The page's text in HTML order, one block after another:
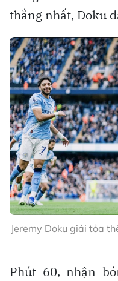
thẳng nhất, Doku
Jeremy Doku giải tỏa
Phút 60, nhận